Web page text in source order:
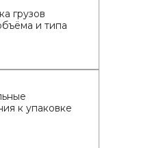
грузов
и типа
к упаковке